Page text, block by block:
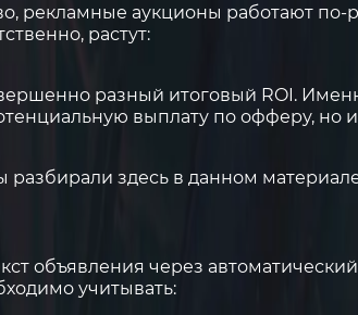
рекламные аукционы работают
растут:
разный итоговый ROI.
выплату по офферу, но
разбирали здесь в данном
объявления через
учитывать: